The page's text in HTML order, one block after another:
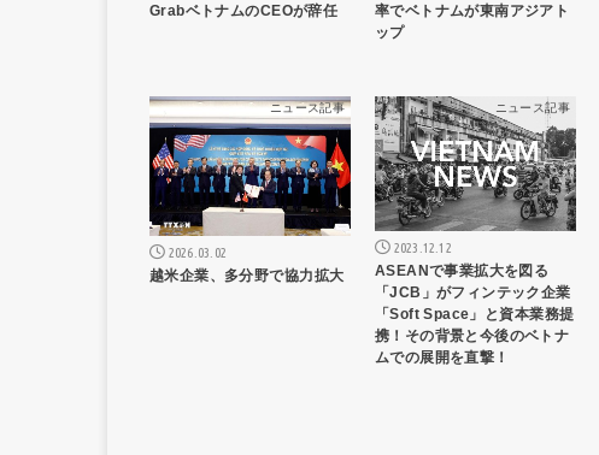
GrabベトナムのCEOが辞任
率でベトナムが東南アジアト
ップ
ニュース記事
2026.03.02
越米企業、多分野で協力拡大
ニュース記事
2023.12.12
ASEANで事業拡大を図る
「JCB」がフィンテック企業
「Soft Space」と資本業務提
携！その背景と今後のベトナ
ムでの展開を直撃！